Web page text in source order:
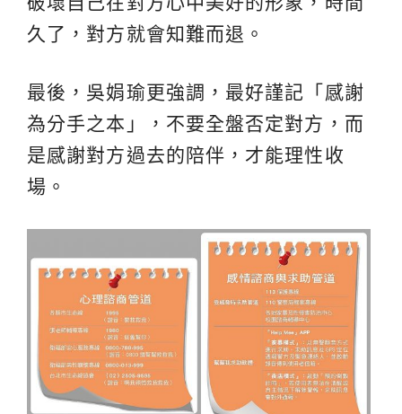
久了，對方就會知難而退。
最後，吳娟瑜更強調，最好謹記「感謝
為分手之本」，不要全盤否定對方，而
是感謝對方過去的陪伴，才能理性收
場。